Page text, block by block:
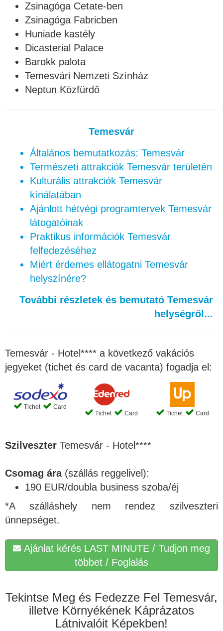
Zsinagóga Cetate-ben
Zsinagóga Fabricben
Huniade kastély
Dicasterial Palace
Barokk palota
Temesvári Nemzeti Színház
Neptun Közfürdő
Temesvár
Általános bemutatkozás: Temesvár
Természeti attrakciók Temesvár területén
Kulturális attrakciók Temesvár
kínálatában
Ajánlott hétvégi programtervek Temesvár
látogatóinak
Praktikus információk Temesvár
felfedezéséhez
Miért érdemes ellátogatni Temesvár
helyszínére?
További részletek és bemutató Temesvár
helységről...
Temesvár - Hotel**** a következő vakációs
jegyeket (tichet és card de vacanta) fogadja el:
Tichet
Card
Tichet
Card Tichet Card
Szilveszter Temesvár - Hotel****
Csomag ára(szállás reggelivel):
190 EUR/doubla business szoba/éj
*A szálláshely nem rendez szilveszteri
ünnepséget.
Ajánlat kérés LAST MINUTE / Tudjon meg
többet / Foglalás
Tekintse Meg és Fedezze Fel Temesvár,
illetve Környékének Káprázatos
Látnivalóit Képekben!